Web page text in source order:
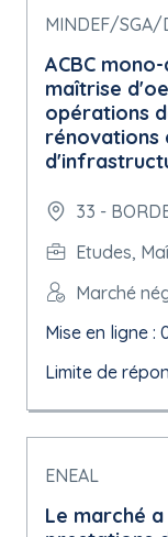
MINDEF/
ACBC
maîtrise
opérations
rénovations
33 -
Etudes,
Marché
Mise en ligne
Limite de
ENEAL
Le marché